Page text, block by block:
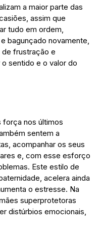
a maior parte das
assim que
tudo em ordem,
bagunçado novamente,
frustração e
sentido e o valor do
força nos últimos
sentem a
acompanhar os seus
e, com esse esforço
Este estilo de
acelera ainda
o estresse. Na
superprotetoras
distúrbios emocionais,